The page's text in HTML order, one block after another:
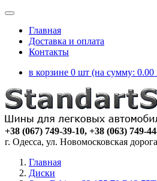
Главная
Доставка и оплата
Контакты
в корзине 0 шт (на сумму: 0.00
+38 (067) 749-39-10, +38 (063) 749-
г. Одесса, ул. Новомосковская
Главная
Диски